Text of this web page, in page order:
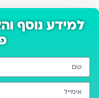
למידע נוסף